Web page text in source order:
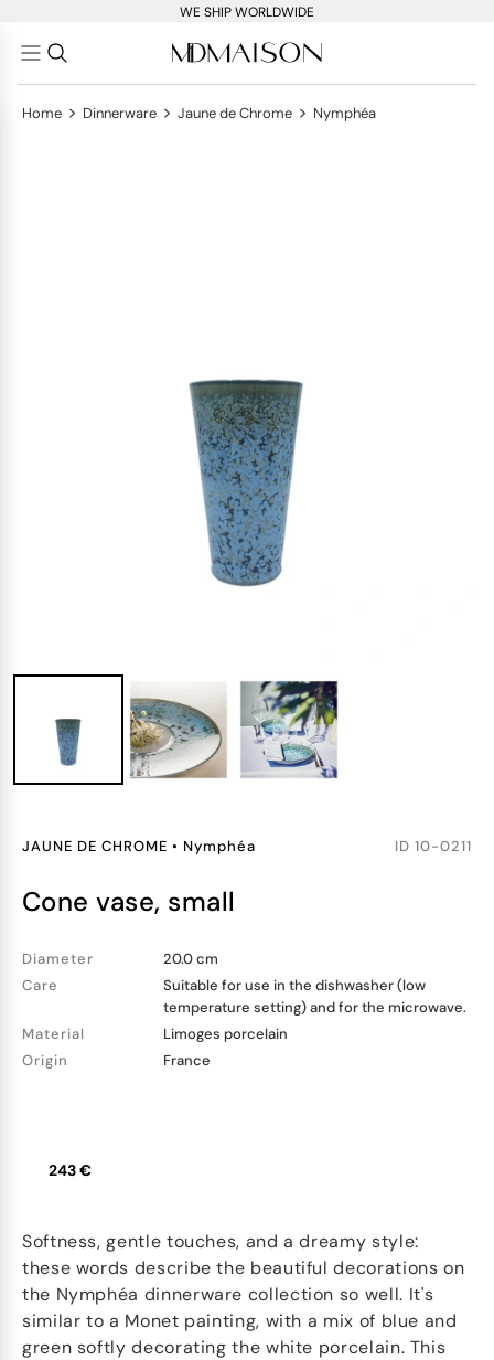
WE SHIP WORLDWIDE
Home > Dinnerware > Jaune de Chrome > Nymphéa
JAUNE DE CHROME • Nymphéa ID 10-0211
cone vase, small
Diameter
20.0 cm
Care
Suitable for use in the dishwasher (low
temperature setting) and for the microwave.
Material
Limoges porcelain
Origin
France
243 €
Softness, gentle touches, and a dreamy style:
these words describe the beautiful decorations on
the Nymphéa dinnerware collection so well. It's
similar to a Monet painting, with a mix of blue and
green softly decorating the white porcelain. This